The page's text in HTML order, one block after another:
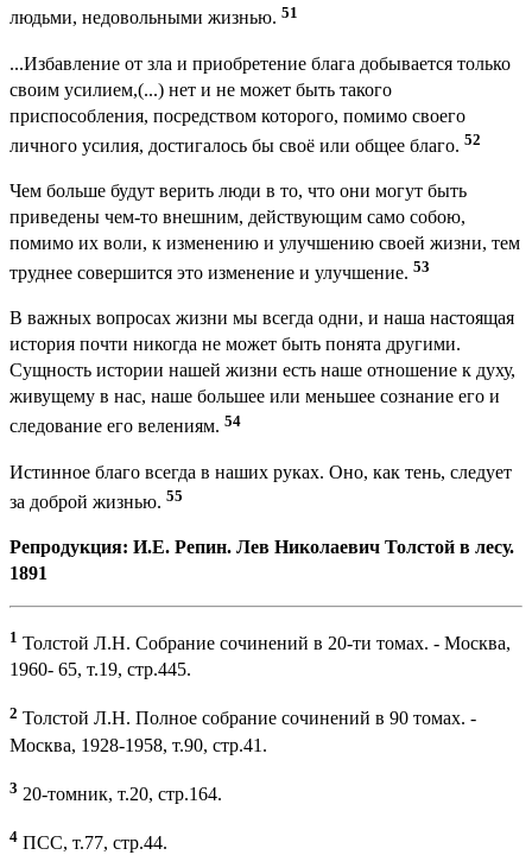
людьми, недовольными жизнью. 51
...Избавление от зла и приобретение блага добывается только
своим усилием,(...) нет и не может быть такого
приспособления, посредством которого, помимо своего
личного усилия, достигалось бы своё или общее благо. 52
Чем больше будут верить люди в то, что они могут быть
приведены чем-то внешним, действующим само собою,
помимо их воли, к изменению и улучшению своей жизни, тем
труднее совершится это изменение и улучшение. 53
В важных вопросах жизни мы всегда одни, и наша настоящая
история почти никогда не может быть понята другими.
Сущность истории нашей жизни есть наше отношение к духу,
живущему в нас, наше большее или меньшее сознание его и
следование его велениям. 54
Истинное благо всегда в наших руках. Оно, как тень, следует
за доброй жизнью. 55
Репродукция: И.Е. Репин. Лев Николаевич Толстой в лесу.
1891
1 Толстой Л.Н. Собрание сочинений в 20-ти томах. - Москва,
1960- 65, т.19, стр.445.
2 Толстой Л.Н. Полное собрание сочинений в 90 томах. -
Москва, 1928-1958, т.90, стр.41.
3 20-томник, т.20, стр.164.
4 ПСС, т.77, стр.44.